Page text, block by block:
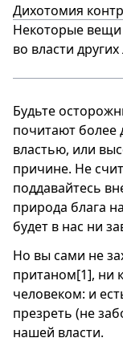
Дихотомия
Некоторые вещи
во власти
Будьте
почитают более
властью, или
причине. Не
поддавайтесь
природа блага
будет в нас ни
Но вы сами не
пританом[1], ни
человеком: и
презреть (не
нашей власти.